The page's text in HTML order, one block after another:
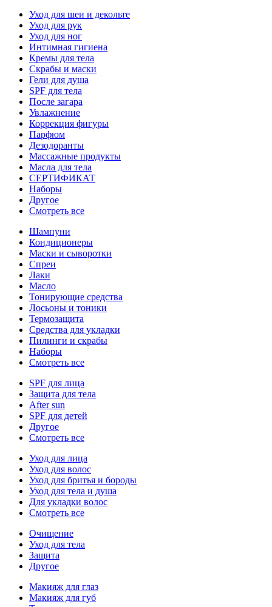
Уход для шеи и декольте
Уход для рук
Уход для ног
Интимная гигиена
Кремы для тела
Скрабы и маски
Гели для душа
SPF для тела
После загара
Увлажнение
Коррекция фигуры
Парфюм
Дезодоранты
Массажные продукты
Масла для тела
СЕРТИФИКАТ
Наборы
Другое
Смотреть все
Шампуни
Кондиционеры
Маски и сыворотки
Спреи
Лаки
Масло
Тонирующие средства
Лосьоны и тоники
Термозащита
Средства для укладки
Пилинги и скрабы
Наборы
Смотреть все
SPF для лица
Защита для тела
After sun
SPF для детей
Другое
Смотреть все
Уход для лица
Уход для волос
Уход для бритья и бороды
Уход для тела и душа
Для укладки волос
Смотреть все
Очищение
Уход для тела
Защита
Другое
Макияж для глаз
Макияж для губ